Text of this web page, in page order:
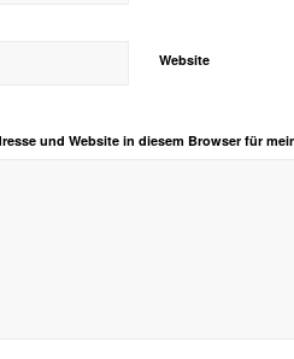
Website
und Website in diesem Browser für